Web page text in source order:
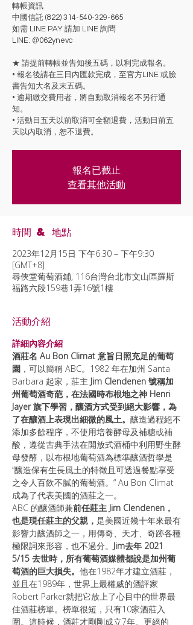
轉帳資訊
中國信託 (822) 314-540-329-665
如需 LINE PAY 請加 LINE 詢問
LINE: @062ynevc
★ 請提前轉帳並告知後五碼，以利完成報名。
• 報名後請在三日內匯款完成，至官方LINE 或臉
書告知大名及末五碼。
• 逾期繳交費用者，將自動取消報名不另行通
知。
• 活動日五天以前取消可全額退費，活動日前五
天以內取消，恕不退費。
報名已截止
查看其他活動
時間 & 地點
2023年12月15日 下午6:30 – 下午9:30
[GMT+8]
尋俠堂葡萄酒鋪, 116台灣台北市文山區羅斯
福路六段159巷1弄16號1樓
活動介紹
詳細內容介紹
酒莊名 Au Bon Climat 意旨日照充足的葡萄
園 ，可以簡稱 ABC。1982 年在加州 Santa
Barbara 起家，莊主 Jim Clendenen 號稱加
州葡萄酒奇葩，在法國時布根地之神 Henri
Jayer 旗下學習，釀酒方式受到絕大影響，為
了在釀酒上表現出細微的風土。 釀造過程絕不
添加多餘程序，不使用培養酵母及補糖或補
酸，遵從古典手法在開放式酒桶中利用野生酵
母發酵，以布根地葡萄酒為標準釀酒哲學是
“釀造保有生長風土的特徵且可透過餐點享受
之令人百飲不膩的葡萄酒。“ Au Bon Climat
成為了代表美國的酒莊之一。
ABC 的釀酒師兼前任莊主 Jim Clendenen，
也是現任莊主的父親， 是美國近幾十年來最有
影響力釀酒師之一，用傳奇、天才、奇跡各種
極限詞來形容，也不過分。 Jim去年 2021
5/15 去世時，所有葡萄酒媒體都說是加州葡
萄酒的巨大損失。 他在1982年才建立酒莊，
並且在1989年，世界上最權威的酒評家
Robert Parker就把它放上了心目中的世界最
佳酒莊榜單。榜單很短，只有10家酒莊入
圍。這時候，酒莊才剛剛成立7年。更絕的